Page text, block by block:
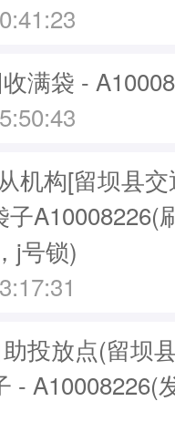
满袋 -
机构[留坝县
A10008226(
j号锁)
投放点(留坝
- A10008226(